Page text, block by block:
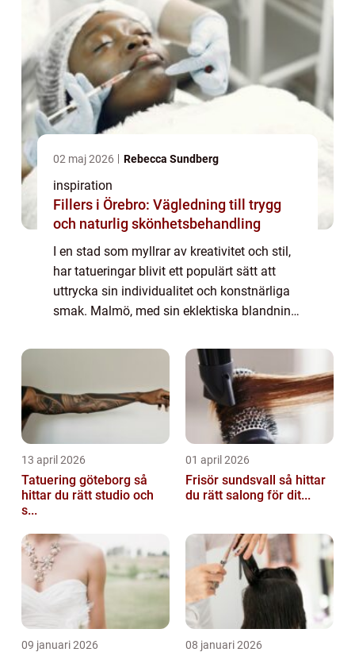
02 maj 2026 Rebecca Sundberg
inspiration
Fillers i Örebro: Vägledning till trygg
och naturlig skönhetsbehandling
I en stad som myllrar av kreativitet och stil,
har tatueringar blivit ett populärt sätt att
uttrycka sin individualitet och konstnärliga
smak. Malmö, med sin eklektiska blandning
av tal...
13 april 2026
Tatuering göteborg så
hittar du rätt studio och
s...
01 april 2026
Frisör sundsvall så hittar
du rätt salong för dit...
09 januari 2026 08 januari 2026